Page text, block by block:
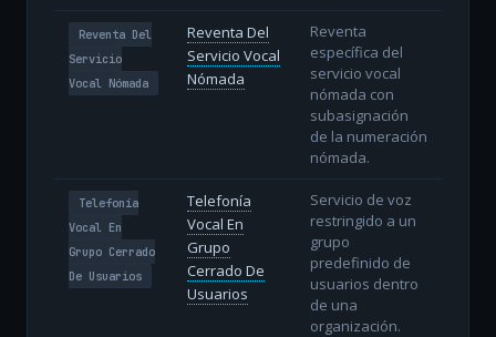
Reventa Del
Servicio
Vocal Nómada
Reventa Del
Servicio Vocal
Nómada
Reventa
específica del
servicio vocal
nómada con
subasignación
de la numeración
nómada.
Telefonía
Vocal En
Grupo Cerrado
De Usuarios
Telefonía
Vocal En
Grupo
Cerrado De
Usuarios
Servicio de voz
restringido a un
grupo
predefinido de
usuarios dentro
de una
organización.